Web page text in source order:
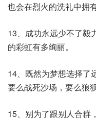
也会在烈火的洗礼中拥
13、成功永远少不了毅
的彩虹有多绚丽。
14、既然为梦想选择了
要么战死沙场，要么狼
15、别为了跟别人合群